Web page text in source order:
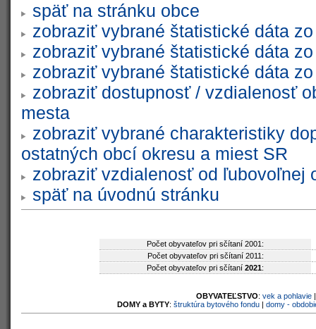
späť na stránku obce
zobraziť vybrané štatistické dáta
zobraziť vybrané štatistické dáta
zobraziť vybrané štatistické dáta
zobraziť dostupnosť / vzdialenosť
mesta
zobraziť vybrané charakteristiky
ostatných obcí okresu a miest SR
zobraziť vzdialenosť od ľubovoľnej
späť na úvodnú stránku
Počet obyvateľov pri sčítaní 2001:
Počet obyvateľov pri sčítaní 2011:
Počet obyvateľov pri sčítaní 2021:
OBYVATEĽSTVO: vek a pohlavie
DOMY a BYTY: štruktúra bytového fondu| domy -